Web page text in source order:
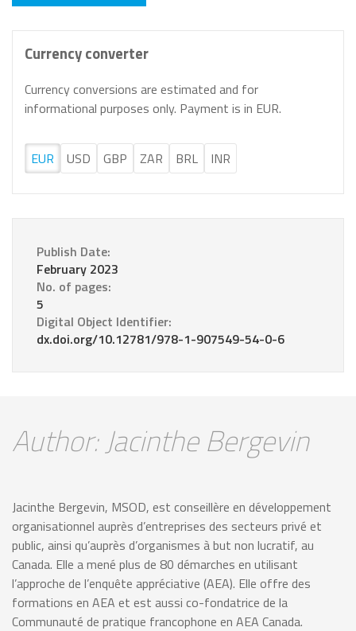
Currency converter
Currency conversions are estimated and for
informational purposes only. Payment is in EUR.
EUR USD GBP ZAR BRL INR
Publish Date:
February 2023
No. of pages:
5
Digital Object Identifier:
dx.doi.org/10.12781/978-1-907549-54-0-6
Author: Jacinthe Bergevin
Jacinthe Bergevin, MSOD, est conseillère en développement
organisationnel auprès d’entreprises des secteurs privé et
public, ainsi qu’auprès d’organismes à but non lucratif, au
Canada. Elle a mené plus de 80 démarches en utilisant
l’approche de l’enquête appréciative (AEA). Elle offre des
formations en AEA et est aussi co-fondatrice de la
Communauté de pratique francophone en AEA Canada.